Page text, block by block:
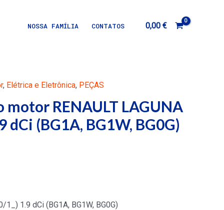
NOSSA FAMÍLIA CONTATOS 0,00 €
, Elétrica e Eletrônica, PEÇAS
RENAULT LAGUNA
dCi (BG1A, BG1W, BG0G)
1_) 1.9 dCi (BG1A, BG1W, BG0G)